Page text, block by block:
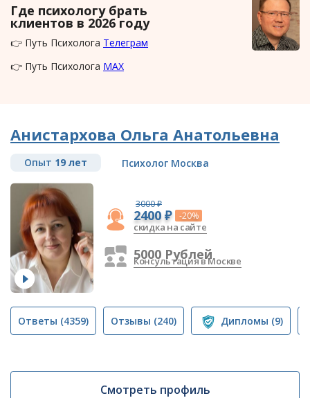
Где психологу брать
клиентов в 2026 году
👉 Путь Психолога Телеграм
👉 Путь Психолога MAX
Анистархова Ольга Анатольевна
Опыт 19 лет Психолог Москва
3000 ₽
2400 ₽ -20%
скидка на сайте
5000 Рублей
Консультация в Москве
Ответы (4359) Отзывы (240) Дипломы (9)
Смотреть профиль